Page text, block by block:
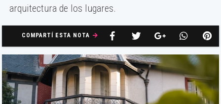
arquitectura de los lugares.
COMPARTÍ ESTA NOTA